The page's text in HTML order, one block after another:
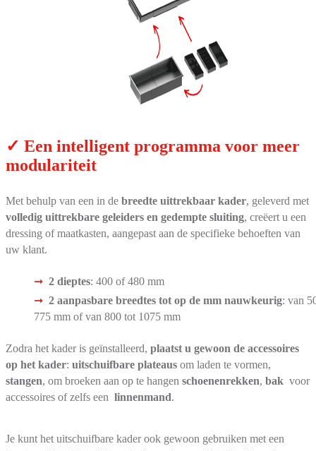
✓ Een intelligent programma voor meer
modulariteit
Met behulp van een in de breedte uittrekbaar kader, geleverd met
volledig uittrekbare geleiders en gedempte sluiting, creëert u een
dressing of maatkasten, aangepast aan de specifieke behoeften van
uw klant.
2 dieptes: 400 of 480 mm
2 aanpasbare breedtes tot op de mm nauwkeurig: van
775 mm of van 800 tot 1075 mm
Zodra het kader is geïnstalleerd, plaatst u gewoon de accessoires
op het kader: uitschuifbare plateaus om laden te vormen,
stangen, om broeken aan op te hangen schoenenrekken, bak voor
accessoires of zelfs een linnenmand.
Je kunt het uitschuifbare kader ook gewoon gebruiken met een